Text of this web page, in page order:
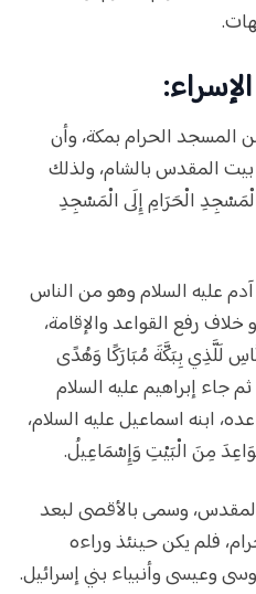
المسجد الحرام بمكة، وأن
المقدس بالشام، ولذلك
الْحَرَامِ إِلَى الْمَسْجِدِ
عليه السلام وهو من الناس
رفع القواعد والإقامة،
لَلَّذِي بِبَكَّةَ مُبَارَكًا وَهُدًى
جاء إبراهيم عليه السلام
ابنه اسماعيل عليه السلام،
مِنَ الْبَيْتِ وَإِسْمَاعِيلُ.
وسمى بالأقصى لبعد
فلم يكن حينئذ وراءه
وعيسى وأنبياء بني إسرائيل.